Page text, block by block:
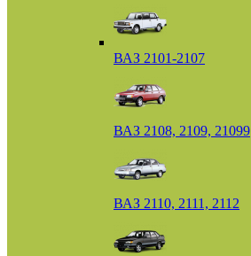
ВАЗ 2101-2107
ВАЗ 2108, 2109, 21099
ВАЗ 2110, 2111, 2112